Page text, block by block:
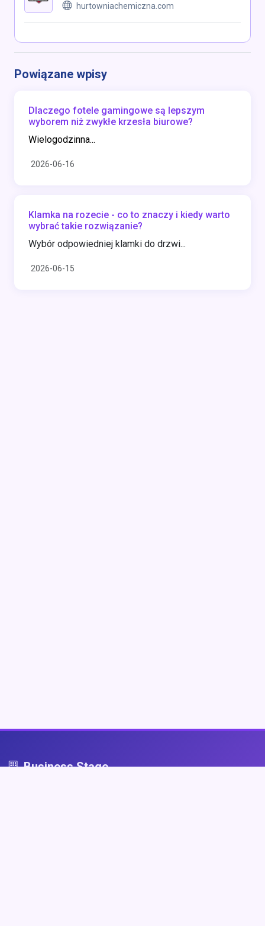
hurtowniachemiczna.com
Powiązane wpisy
Dlaczego fotele gamingowe są lepszym
wyborem niż zwykłe krzesła biurowe?
Wielogodzinna...
2026-06-16
Klamka na rozecie - co to znaczy i kiedy warto
wybrać takie rozwiązanie?
Wybór odpowiedniej klamki do drzwi...
2026-06-15
Business Stage